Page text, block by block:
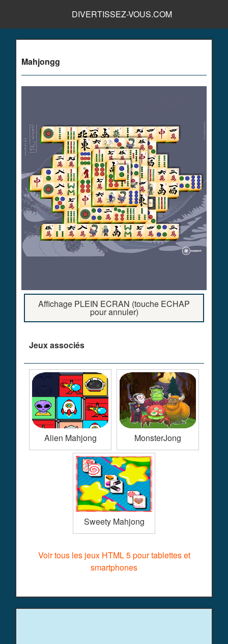
DIVERTISSEZ-VOUS.COM
Mahjongg
Affichage PLEIN ECRAN (touche ECHAP
pour annuler)
Jeux associés
Alien Mahjong MonsterJong
Sweety Mahjong
Voir tous les jeux HTML 5 pour tablettes et
smartphones